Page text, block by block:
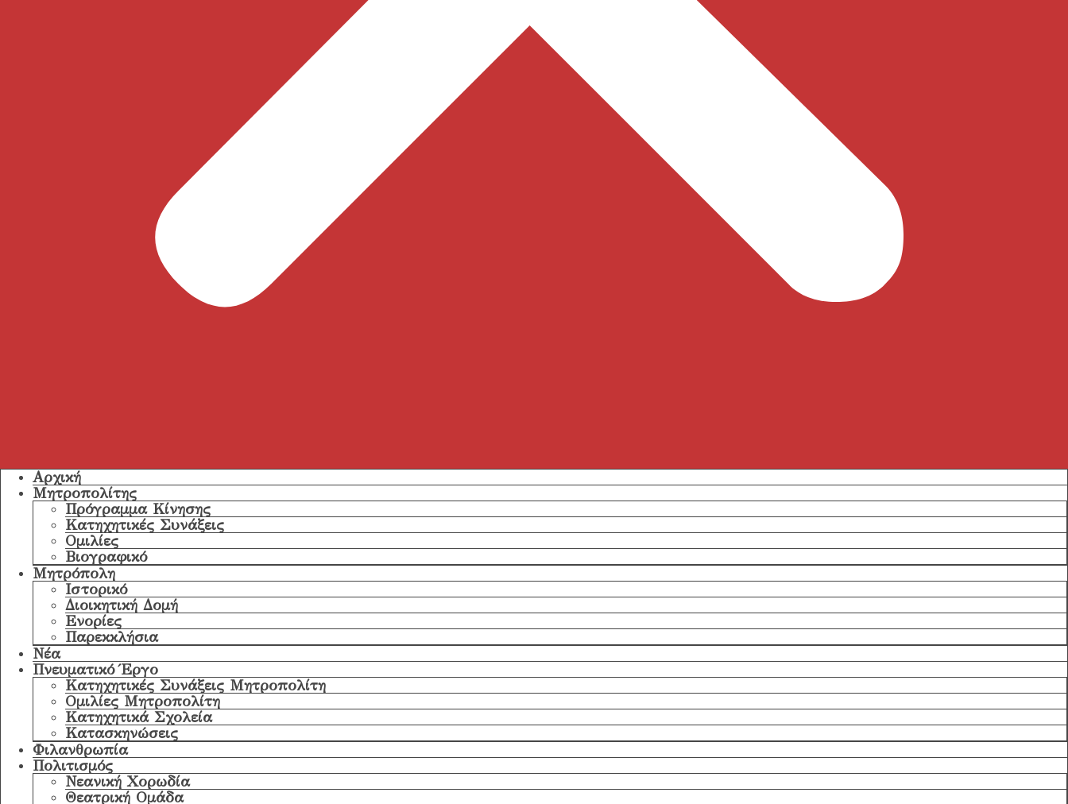
Αρχική
Μητροπολίτης
Πρόγραμμα Κίνησης
Κατηχητικές Συνάξεις
Ομιλίες
Βιογραφικό
Μητρόπολη
Ιστορικό
Διοικητική Δομή
Ενορίες
Παρεκκλήσια
Νέα
Πνευματικό Έργο
Κατηχητικές Συνάξεις Μητροπολίτη
Ομιλίες Μητροπολίτη
Κατηχητικά Σχολεία
Κατασκηνώσεις
Φιλανθρωπία
Πολιτισμός
Νεανική Χορωδία
Θεατρική Ομάδα